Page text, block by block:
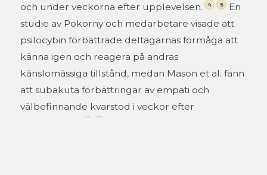
och under veckorna efter upplevelsen.
4 5
En
studie av Pokorny och medarbetare visade att
psilocybin förbättrade deltagarnas förmåga att
känna igen och reagera på andras
känslomässiga tillstånd, medan Mason et al. fann
att subakuta förbättringar av empati och
välbefinnande kvarstod i veckor efter